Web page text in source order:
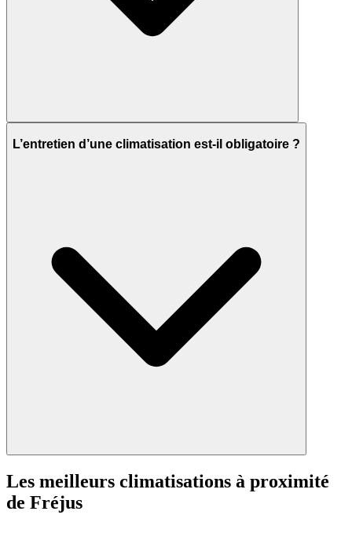
L’entretien d’une climatisation est-il obligatoire ?
Les meilleurs climatisations à proximité
de Fréjus